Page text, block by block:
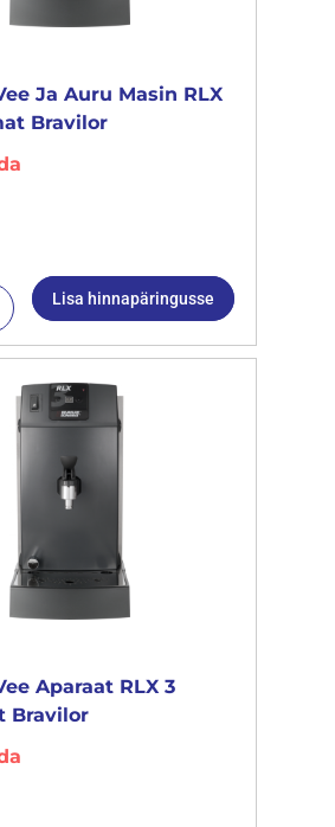
Ja Auru Masin RLX
Bravilor
Lisa hinnapäringusse
Aparaat RLX 3
Bravilor